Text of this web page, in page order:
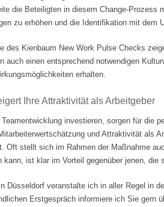
die Beteiligten in diesem Change-
zu erhöhen und die Identifikation mit dem
des Kienbaum New Work Pulse Checks
auch einen entsprechend notwendigen
erhalten.
Ihre Attraktivität als Arbeitgeber
investieren, sorgen für die
und Attraktivität als
Oft stellt sich im Rahmen der Maßnahme
kann, ist klar im Vorteil gegenüber jenen,
Düsseldorf veranstalte ich in aller Regel in
Erstgespräch informiere ich Sie gern